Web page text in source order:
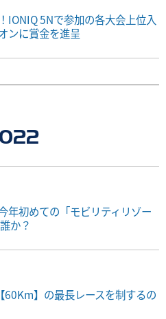
IONIQ 5Nで参加の各大会上位入
ンに賞金を進呈
年初めての「モビリティリゾー
か？
60Km】の最長レースを制するの